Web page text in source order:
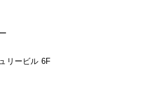
リービル 6F